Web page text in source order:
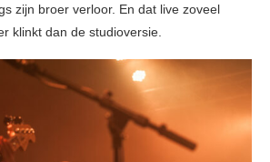
zijn broer verloor. En dat live zoveel
klinkt dan de studioversie.